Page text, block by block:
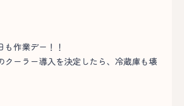
も作業デー！！
クーラー導入を決定したら、冷蔵庫も壊